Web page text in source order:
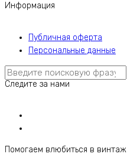
Информация
Публичная оферта
Персональные данные
Search
for:
Следите за нами
Помогаем влюбиться в винтаж